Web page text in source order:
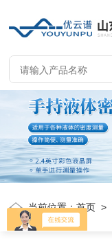
当前位置：首页 >